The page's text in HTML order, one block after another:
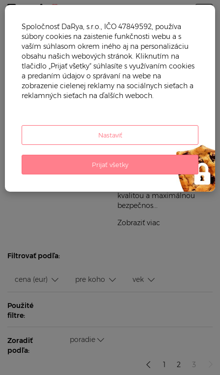
KALOO
Hračky
Starostlivosť o dieťa
Plienky a prebaľovanie
Trendy Mama vám ponúka
krásne hračky Kaloo.
Francúzsky výrobca prináša
detské hračky z kvalitných
môžete pohodlne čistiť
praním pri 30 °C. Plyšové
hračky Kaloo sú zabalené v
praktickej krabičke, preto sú
pekným darčekom pre
novorodencov. Značka
Kaloo je známa svojou
kvalitou a maximálnou
bezpečnos...
Zobraziť viac
Filtrovať podľa:
Použité
filtre:
Zoradiť
podľa:
poradie
1 2 3
Spoločnosť DaRya, s.r.o., IČO 47849592, používa
súbory cookies na zaistenie funkčnosti webu a s
vaším súhlasom okrem iného aj na personalizáciu
obsahu našich webových stránok. Kliknutím na
tlačidlo „Prijať všetky“ súhlasíte s využívaním cookies
a predaním údajov o správaní na webe na
zobrazenie cielenej reklamy na sociálnych sieťach a
reklamných sieťach na ďalších weboch.
Nastaviť
Prijať všetky